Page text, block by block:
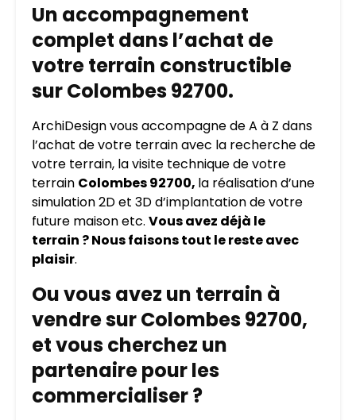
Un accompagnement
complet dans l’achat de
votre terrain constructible
sur Colombes 92700.
ArchiDesign vous accompagne de A à Z dans
l’achat de votre terrain avec la recherche de
votre terrain, la visite technique de votre
terrain Colombes 92700, la réalisation d’une
simulation 2D et 3D d’implantation de votre
future maison etc. Vous avez déjà le
terrain ? Nous faisons tout le reste avec
plaisir.
Ou vous avez un terrain à
vendre sur Colombes 92700,
et vous cherchez un
partenaire pour les
commercialiser ?